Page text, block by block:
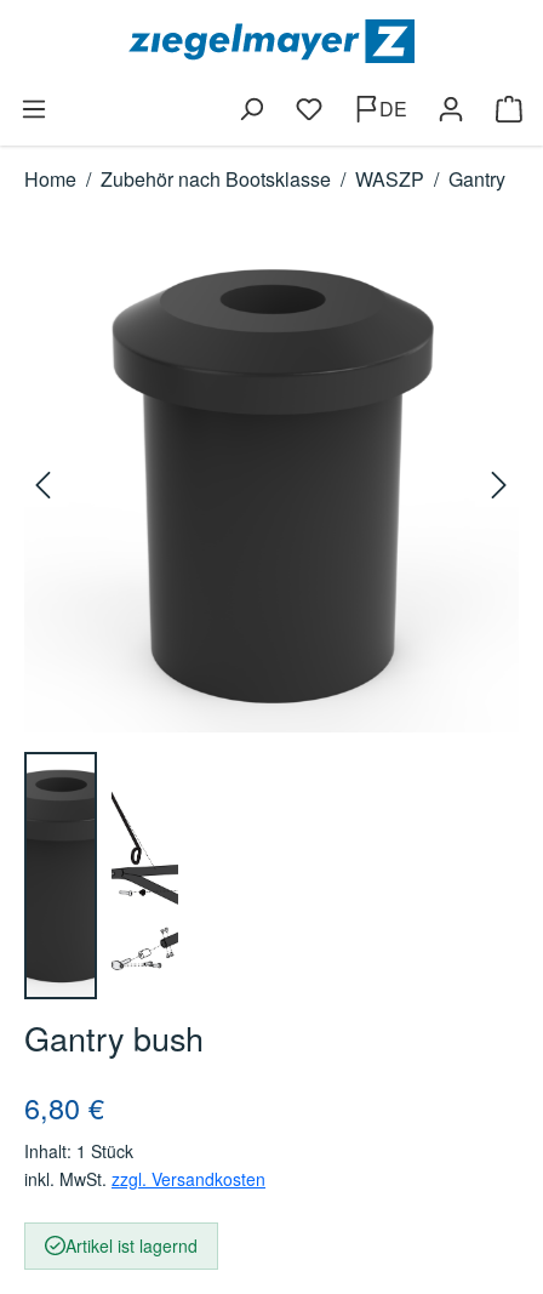
Zum Hauptinhalt springen
Du hast 0 Produkte auf
DE
Home / Zubehör nach Bootsklasse / WASZP / Gantry
Gantry bush
Regulärer Preis:
6,80 €
Inhalt: 1 Stück
inkl. MwSt. zzgl. Versandkosten
Artikel ist lagernd